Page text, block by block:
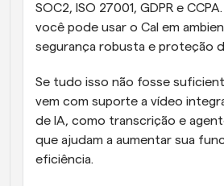
SOC2, ISO 27001, GDPR e
você pode usar o Cal em
segurança robusta e proteção
Se tudo isso não fosse
vem com suporte a vídeo
de IA, como transcrição e
que ajudam a aumentar sua
eficiência.